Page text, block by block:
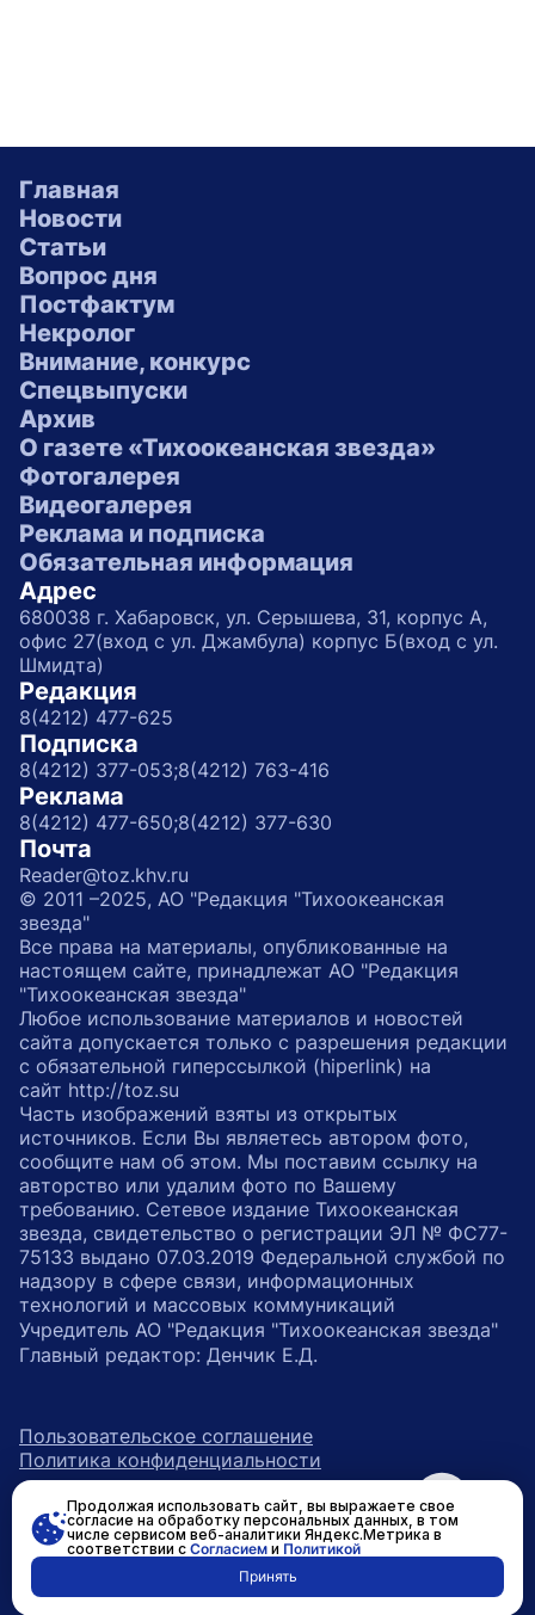
Главная
Новости
Статьи
Вопрос дня
Постфактум
Некролог
Внимание, конкурс
Спецвыпуски
Архив
О газете «Тихоокеанская звезда»
Фотогалерея
Видеогалерея
Реклама и подписка
Обязательная информация
Адрес
680038 г. Хабаровск, ул. Серышева, 31, корпус А,
офис 27(вход с ул. Джамбула) корпус Б(вход с ул.
Шмидта)
Редакция
8(4212) 477-625
Подписка
8(4212) 377-053;8(4212) 763-416
Реклама
8(4212) 477-650;8(4212) 377-630
Почта
Reader@toz.khv.ru
© 2011 –2025, АО "Редакция "Тихоокеанская
звезда"
Все права на материалы, опубликованные на
настоящем сайте, принадлежат АО "Редакция
"Тихоокеанская звезда"
Любое использование материалов и новостей
сайта допускается только с разрешения редакции
с обязательной гиперссылкой (hiperlink) на
сайт http://toz.su
Часть изображений взяты из открытых
источников. Если Вы являетесь автором фото,
сообщите нам об этом. Мы поставим ссылку на
авторство или удалим фото по Вашему
требованию. Сетевое издание Тихоокеанская
звезда, свидетельство о регистрации ЭЛ № ФС77-
75133 выдано 07.03.2019 Федеральной службой по
надзору в сфере связи, информационных
технологий и массовых коммуникаций
Учредитель АО "Редакция "Тихоокеанская звезда"
Главный редактор: Денчик Е.Д.
Пользовательское соглашение
Политика конфиденциальности
ссылка на главную
возрастное ограничение 16+
ссылка на страницу в Вконтакте
ссылка на страницу в
ссылка на канал в
Разработано в
Продолжая использовать сайт, вы выражаете свое
согласие на обработку персональных данных, в том
числе сервисом веб-аналитики Яндекс.Метрика в
соответствии с Согласиеми Политикой
Принять